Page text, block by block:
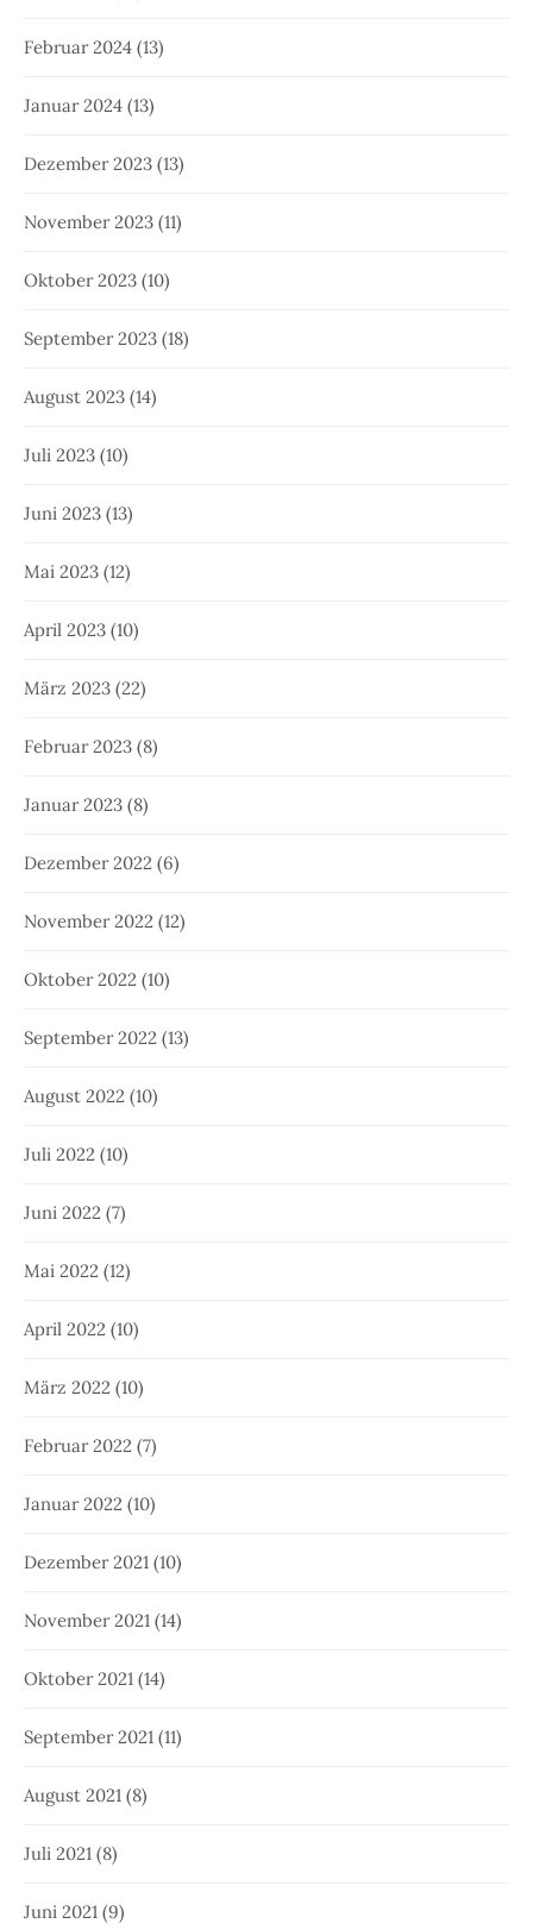
Februar 2024 (13)
Januar 2024 (13)
Dezember 2023 (13)
November 2023 (11)
Oktober 2023 (10)
September 2023 (18)
August 2023 (14)
Juli 2023 (10)
Juni 2023 (13)
Mai 2023 (12)
April 2023 (10)
März 2023 (22)
Februar 2023 (8)
Januar 2023 (8)
Dezember 2022 (6)
November 2022 (12)
Oktober 2022 (10)
September 2022 (13)
August 2022 (10)
Juli 2022 (10)
Juni 2022 (7)
Mai 2022 (12)
April 2022 (10)
März 2022 (10)
Februar 2022 (7)
Januar 2022 (10)
Dezember 2021 (10)
November 2021 (14)
Oktober 2021 (14)
September 2021 (11)
August 2021 (8)
Juli 2021 (8)
Juni 2021 (9)